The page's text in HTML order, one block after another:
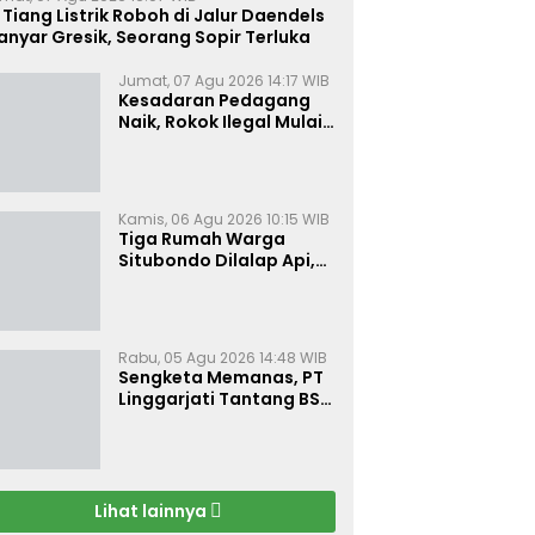
Tiang Listrik Roboh di Jalur Daendels
Gresik, Seorang Sopir Terluka
Jumat, 07 Agu 2026 14:17 WIB
Kesadaran Pedagang
Naik, Rokok Ilegal Mulai
Kamis, 06 Agu 2026 10:15 WIB
Tiga Rumah Warga
Situbondo Dilalap Api,
Rabu, 05 Agu 2026 14:48 WIB
Sengketa Memanas, PT
Linggarjati Tantang BSN
Lihat lainnya